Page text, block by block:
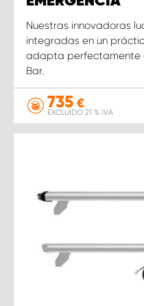
Nuestras innovadoras
integradas en un
adapta perfectamente
Bar.
735 €
EXCLUIDO 21 % IVA